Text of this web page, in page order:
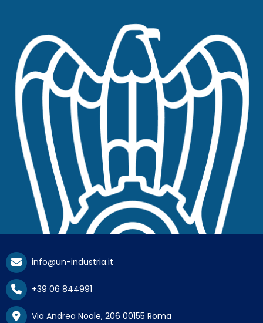
info@un-industria.it
+39 06 844991
Via Andrea Noale, 206 00155 Roma